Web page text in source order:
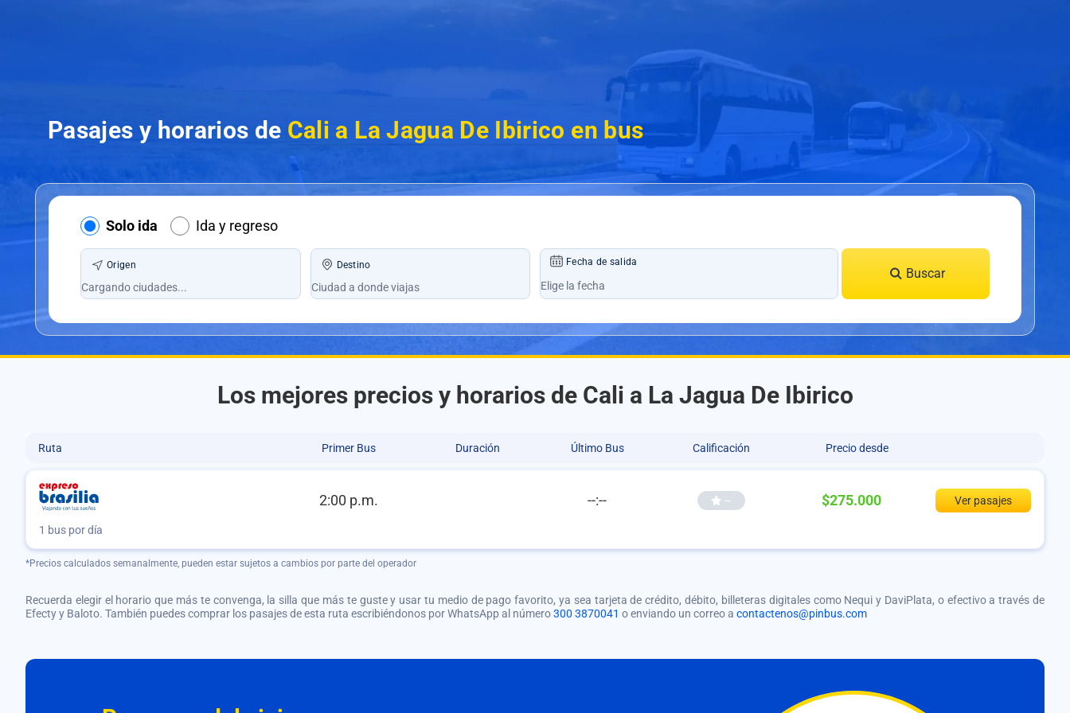
Pasajes y horarios de Cali a La Jagua De Ibirico en bus
Solo ida Ida y regreso
Origen Destino Fecha de salida
Buscar
Los mejores precios y horarios de Cali a La Jagua De Ibirico
Ruta Primer Bus Duración Último Bus Calificación Precio desde
2:00 p.m. --:-- -- $275.000 Ver pasajes
1 bus por día
*Precios calculados semanalmente, pueden estar sujetos a cambios por parte del operador
Recuerda elegir el horario que más te convenga, la silla que más te guste y usar tu medio de pago favorito, ya sea tarjeta de crédito, débito, billeteras digitales como Nequi y DaviPlata, o efectivo a través de
Efecty y Baloto. También puedes comprar los pasajes de esta ruta escribiéndonos por WhatsApp al número300 3870041 o enviando un correo a contactenos@pinbus.com